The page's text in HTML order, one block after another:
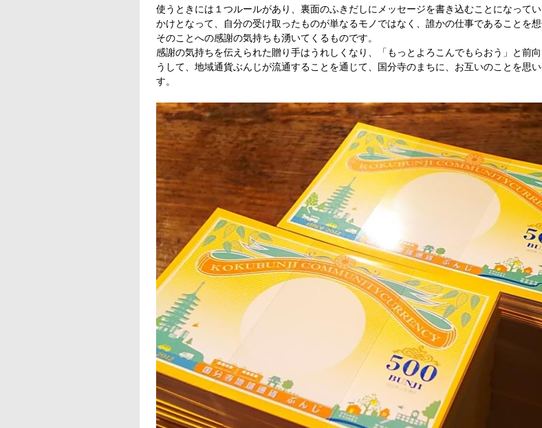
使うときには１つルールがあり、裏面のふきだしにメッセージを書き込むことになって
かけとなって、自分の受け取ったものが単なるモノではなく、誰かの仕事であることを
そのことへの感謝の気持ちも湧いてくるものです。
感謝の気持ちを伝えられた贈り手はうれしくなり、「もっとよろこんでもらおう」と前
うして、地域通貨ぶんじが流通することを通じて、国分寺のまちに、お互いのことを思
す。